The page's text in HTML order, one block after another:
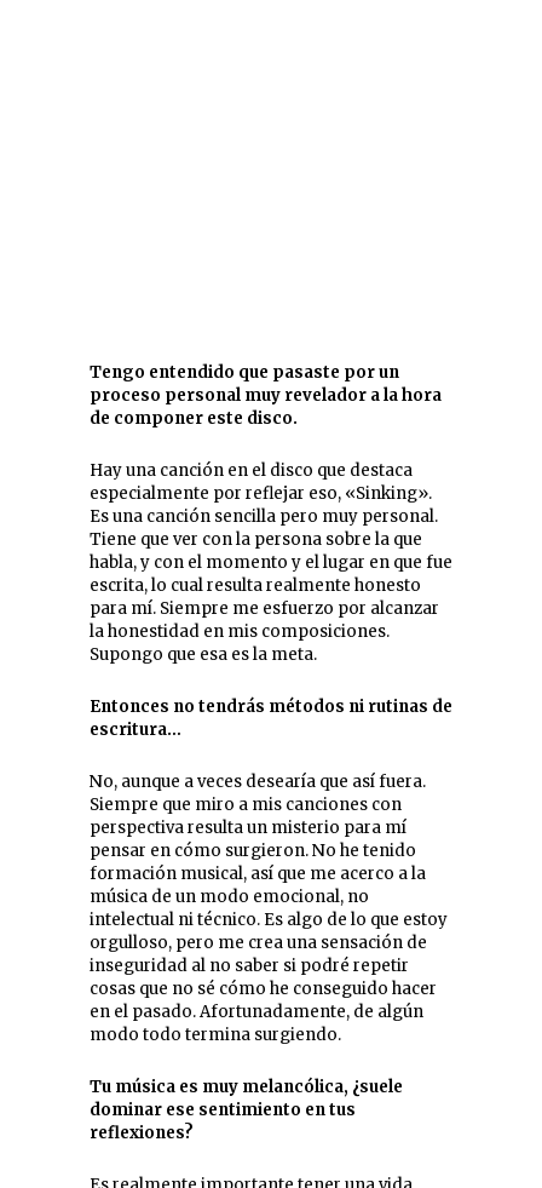
Tengo entendido que pasaste por un
proceso personal muy revelador a la hora
de componer este disco.
Hay una canción en el disco que destaca
especialmente por reflejar eso, «Sinking».
Es una canción sencilla pero muy personal.
Tiene que ver con la persona sobre la que
habla, y con el momento y el lugar en que fue
escrita, lo cual resulta realmente honesto
para mí. Siempre me esfuerzo por alcanzar
la honestidad en mis composiciones.
Supongo que esa es la meta.
Entonces no tendrás métodos ni rutinas de
escritura…
No, aunque a veces desearía que así fuera.
Siempre que miro a mis canciones con
perspectiva resulta un misterio para mí
pensar en cómo surgieron. No he tenido
formación musical, así que me acerco a la
música de un modo emocional, no
intelectual ni técnico. Es algo de lo que estoy
orgulloso, pero me crea una sensación de
inseguridad al no saber si podré repetir
cosas que no sé cómo he conseguido hacer
en el pasado. Afortunadamente, de algún
modo todo termina surgiendo.
Tu música es muy melancólica, ¿suele
dominar ese sentimiento en tus
reflexiones?